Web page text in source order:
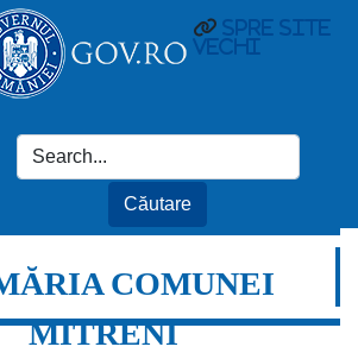
spre site
vechi
COMUNEI
MITRENI